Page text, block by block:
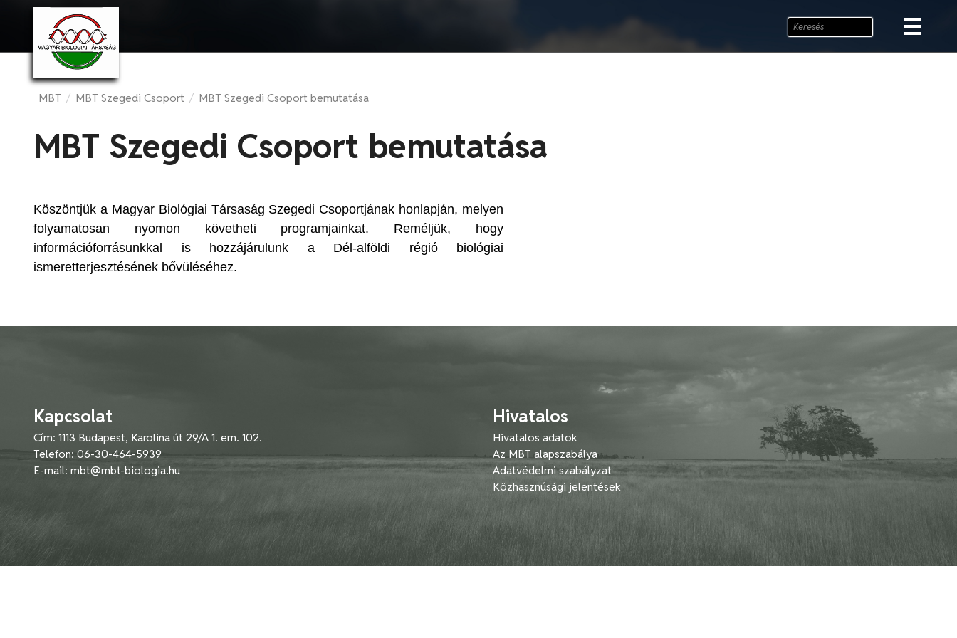
MBT / MBT Szegedi Csoport / MBT Szegedi Csoport bemutatása
MBT Szegedi Csoport bemutatása
Köszöntjük a Magyar Biológiai Társaság Szegedi Csoportjának honlapján, melyen
folyamatosan nyomon követheti programjainkat. Reméljük, hogy
információforrásunkkal is hozzájárulunk a Dél-alföldi régió biológiai
ismeretterjesztésének bővüléséhez.
Kapcsolat
Cím: 1113 Budapest, Karolina út 29/A 1. em. 102.
Telefon: 06-30-464-5939
E-mail: mbt@mbt-biologia.hu
Hivatalos
Hivatalos adatok
Az MBT alapszabálya
Adatvédelmi szabályzat
Közhasznúsági jelentések